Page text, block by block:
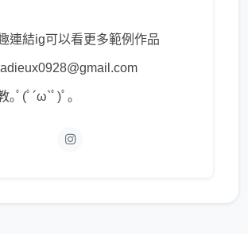
連結ig可以看更多範例作品
｡ﾟ(ﾟ´ω`ﾟ)ﾟ｡